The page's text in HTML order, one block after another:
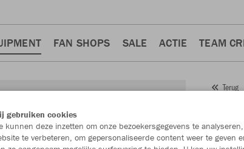
FAN SHOPS SALE ACTIE TEAM
Terug
gebruiken cookies
kunnen deze inzetten om onze bezoekersgegevens te
te verbeteren, om gepersonaliseerde content weer te geven